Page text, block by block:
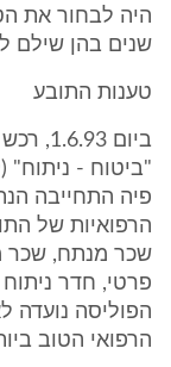
היה לבחור את
שנים בהן שילם
טענות התובע
ביום
"ביטוח - ניתוח"
פיה התחייבה
הרפואיות של
שכר מנתח, שכר
פרטי, חדר
הפוליסה
הרפואי הטוב